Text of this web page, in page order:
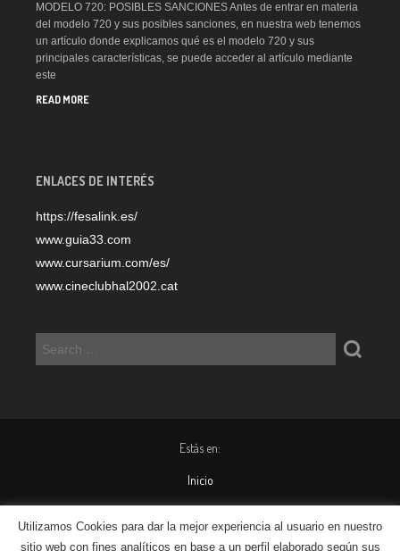
MODELO 720: POSIBLES SANCIONES Antes de entrar en materia
del modelo 720 y sus posibles sanciones, en nuestra web tenemos
un artículo donde explicamos qué es el modelo 720 y sus
principales características, se puede acceder al artículo mediante
este
READ MORE
ENLACES DE INTERÉS
https://fesalink.es/
www.guia33.com
www.cursarium.com/es/
www.cineclubhal2002.cat
Estás en:
Inicio
Utilizamos Cookies para dar la mejor experiencia al usuario en nuestro
sitio web con fines analíticos en base a un perfil elaborado según sus